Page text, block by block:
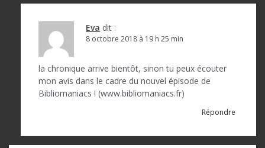
Eva dit :
8 octobre 2018 à 19 h 25 min
la chronique arrive bientôt, sinon tu peux écouter
mon avis dans le cadre du nouvel épisode de
Bibliomaniacs ! (www.bibliomaniacs.fr)
Répondre